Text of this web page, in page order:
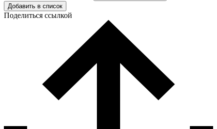
Добавить в список
Поделиться ссылкой